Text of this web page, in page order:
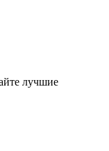
лучшие